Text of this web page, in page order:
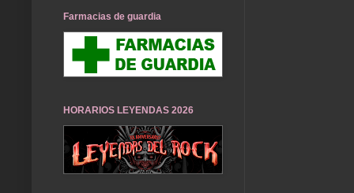
Farmacias de guardia
HORARIOS LEYENDAS 2026